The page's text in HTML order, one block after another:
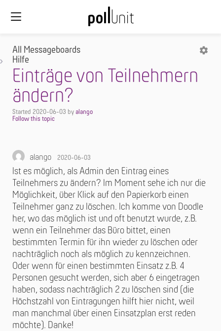
All Messageboards
Hilfe
Einträge von Teilnehmern
ändern?
Started 2020-06-03 by alango
alango 2020-06-03
Ist es möglich, als Admin den Eintrag eines
Teilnehmers zu ändern? Im Moment sehe ich nur die
Möglichkeit, über Klick auf den Papierkorb einen
Teilnehmer ganz zu löschen. Ich komme von Doodle
her, wo das möglich ist und oft benutzt wurde, z.B.
wenn ein Teilnehmer das Büro bittet, einen
bestimmten Termin für ihn wieder zu löschen oder
nachträglich noch als möglich zu kennzeichnen.
Oder wenn für einen bestimmten Einsatz z.B. 4
Personen gesucht werden, sich aber 6 eingetragen
haben, sodass nachträglich 2 zu löschen sind (die
Höchstzahl von Eintragungen hilft hier nicht, weil
man manchmal über einen Einsatzplan erst reden
möchte). Danke!